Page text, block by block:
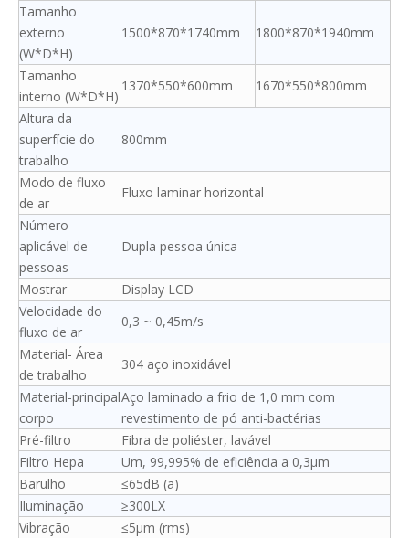
Tamanho
externo
(W*D*H)
1500*870*1740mm 1800*870*1940mm
Tamanho
interno (W*D*H)
1370*550*600mm
1670*550*800mm
Altura da
superfície do
trabalho
800mm
Modo de fluxo
de ar
Fluxo laminar horizontal
Número
aplicável de
pessoas
Dupla pessoa única
Mostrar
Display LCD
Velocidade do
fluxo de ar
0,3 ~ 0,45m/s
Material- Área
de trabalho
304 aço inoxidável
Material-principal
corpo
Aço laminado a frio de 1,0 mm com
revestimento de pó anti-bactérias
Pré-filtro
Fibra de poliéster, lavável
Filtro Hepa
Um, 99,995% de eficiência a 0,3μm
Barulho
≤65dB (a)
Iluminação
≥300LX
Vibração
≤5μm (rms)